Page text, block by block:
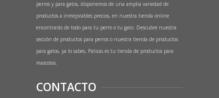
perros y para gatos, disponemos de una amplia variedad de
productos a inmejorables precios, en nuestra tienda online
encontrarás de todo para tu perro o tu gato. Descubre nuestra
sección de productos para perros o nuestra tienda de productos
para gatos, ya lo sabes, Paticas es tu tienda de productos para
mascotas.
CONTACTO